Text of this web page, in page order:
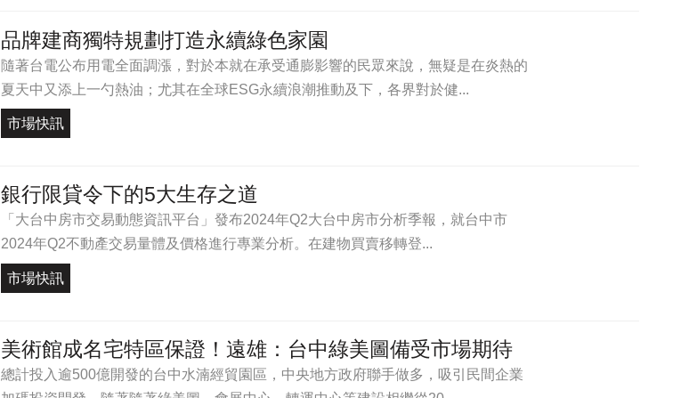
品牌建商獨特規劃打造永續綠色家園
隨著台電公布用電全面調漲，對於本就在承受通膨影響的民眾來說，無疑是在炎熱的
夏天中又添上一勺熱油；尤其在全球ESG永續浪潮推動及下，各界對於健...
市場快訊
銀行限貸令下的5大生存之道
「大台中房市交易動態資訊平台」發布2024年Q2大台中房市分析季報，就台中市
2024年Q2不動產交易量體及價格進行專業分析。在建物買賣移轉登...
市場快訊
美術館成名宅特區保證！遠雄：台中綠美圖備受市場期待
總計投入逾500億開發的台中水湳經貿園區，中央地方政府聯手做多，吸引民間企業